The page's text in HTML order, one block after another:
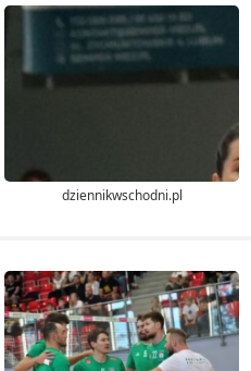
dziennikwschodni.pl